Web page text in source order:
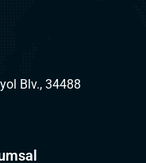
Blv., 34488